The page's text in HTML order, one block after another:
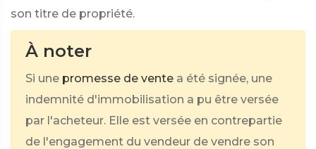
son titre de propriété.
À noter
Si une promesse de vente a été signée, une
indemnité d'immobilisation a pu être versée
par l'acheteur. Elle est versée en contrepartie
de l'engagement du vendeur de vendre son